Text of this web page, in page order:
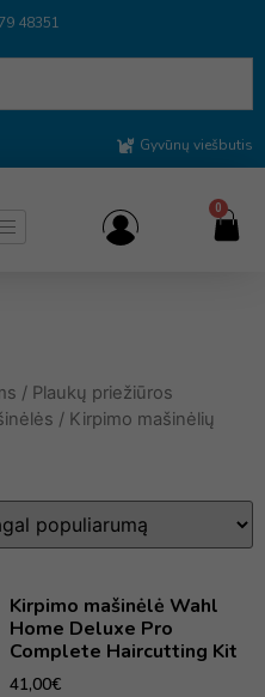
48351
Gyvūnų viešbutis
0
/ Plaukų priežiūros
/ Kirpimo mašinėlių
Kirpimo mašinėlė Wahl
Home Deluxe Pro
Complete Haircutting Kit
41,00€